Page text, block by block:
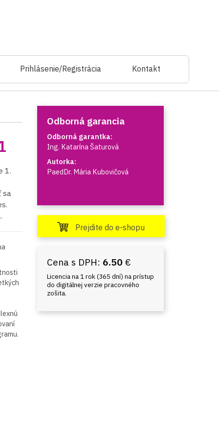
Prihlásenie/Registrácia Kontakt
1.
sa
Odborná garancia
Odborná garantka:
Ing. Katarína Šaturová
Autorka:
PaedDr. Mária Kubovičová
Prejdite do e-shopu
Cena s DPH: 6.50 €
Licencia na 1 rok (365 dní) na prístup
do digitálnej verzie pracovného
zošita.